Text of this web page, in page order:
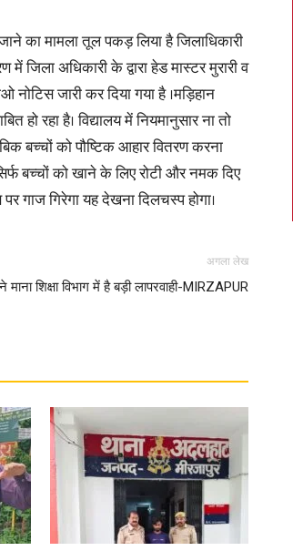
News,
in
का मामला तूल पकड़ लिया है जिलाधिकारी
जिला अधिकारी के द्वारा हेड मास्टर मुरारी व
जारी कर दिया गया है ।मड़िहान
हो रहा है। विद्यालय में नियमानुसार ना तो
बच्चों को पौष्टिक आहार वितरण करना
बच्चों को खाने के लिए रोटी और नमक दिए
गाज गिरेगा यह देखना दिलचस्प होगा।
अगला लेख
माना शिक्षा विभाग में है बड़ी लापरवाही-MIRZAPUR